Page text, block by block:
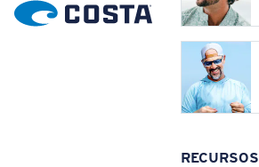
RECURSOS